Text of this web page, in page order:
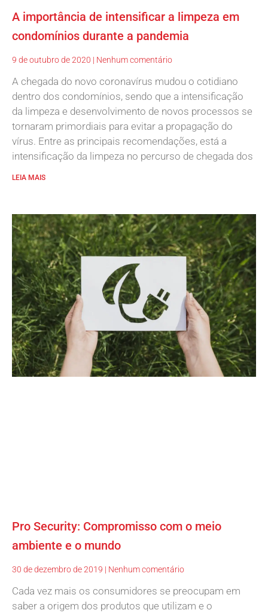
A importância de intensificar a limpeza em
condomínios durante a pandemia
9 de outubro de 2020 Nenhum comentário
A chegada do novo coronavírus mudou o cotidiano
dentro dos condomínios, sendo que a intensificação
da limpeza e desenvolvimento de novos processos se
tornaram primordiais para evitar a propagação do
vírus. Entre as principais recomendações, está a
intensificação da limpeza no percurso de chegada dos
LEIA MAIS
Pro Security: Compromisso com o meio
ambiente e o mundo
30 de dezembro de 2019 Nenhum comentário
Cada vez mais os consumidores se preocupam em
saber a origem dos produtos que utilizam e o